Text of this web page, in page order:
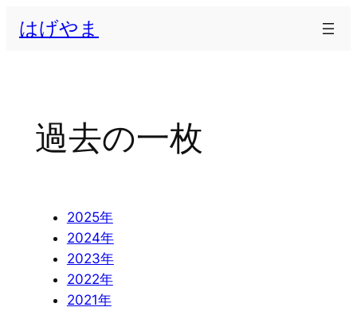
はげやま
過去の一枚
2025年
2024年
2023年
2022年
2021年